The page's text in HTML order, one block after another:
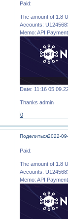
Paid:
The amount of 1.8
Accounts:
Memo: API Payment.
Date: 11:16
Thanks admin
0
Поделиться2022-
Paid:
The amount of 1.8
Accounts:
Memo: API Payment.